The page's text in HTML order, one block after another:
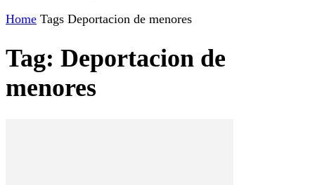
Home Tags Deportacion de menores
Tag: Deportacion de
menores